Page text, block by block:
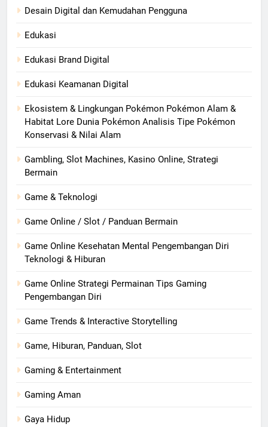
Desain Digital dan Kemudahan Pengguna
Edukasi
Edukasi Brand Digital
Edukasi Keamanan Digital
Ekosistem & Lingkungan Pokémon Pokémon Alam &
Habitat Lore Dunia Pokémon Analisis Tipe Pokémon
Konservasi & Nilai Alam
Gambling, Slot Machines, Kasino Online, Strategi
Bermain
Game & Teknologi
Game Online / Slot / Panduan Bermain
Game Online Kesehatan Mental Pengembangan Diri
Teknologi & Hiburan
Game Online Strategi Permainan Tips Gaming
Pengembangan Diri
Game Trends & Interactive Storytelling
Game, Hiburan, Panduan, Slot
Gaming & Entertainment
Gaming Aman
Gaya Hidup